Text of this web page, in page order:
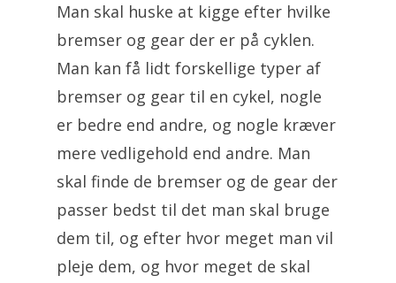
Man skal huske at kigge efter hvilke
bremser og gear der er på cyklen.
Man kan få lidt forskellige typer af
bremser og gear til en cykel, nogle
er bedre end andre, og nogle kræver
mere vedligehold end andre. Man
skal finde de bremser og de gear der
passer bedst til det man skal bruge
dem til, og efter hvor meget man vil
pleje dem, og hvor meget de skal